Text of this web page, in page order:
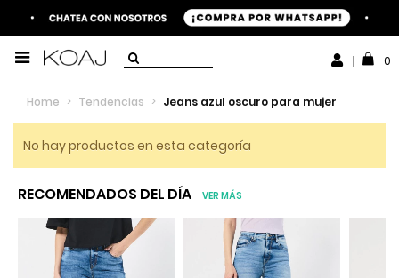
0
Home > Tendencias > Jeans azul oscuro para mujer
No hay productos en esta categoría
RECOMENDADOS DEL DÍA VER MÁS